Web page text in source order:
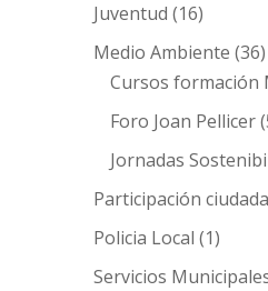
Juventud (16)
Medio Ambiente (36)
Cursos formación
Foro Joan Pellicer
Jornadas
Participación
Policia Local (1)
Servicios